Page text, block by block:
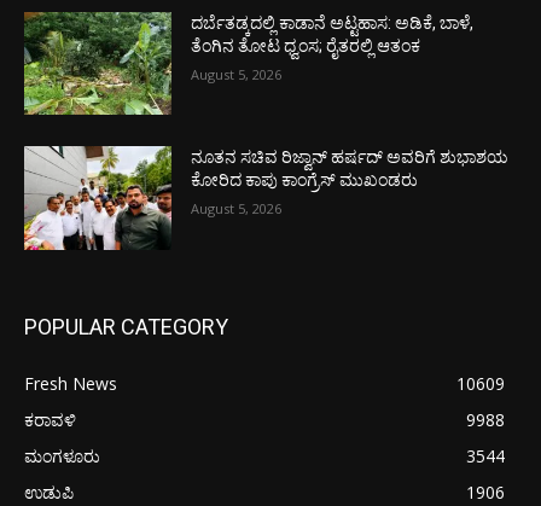
ದರ್ಬೆತಡ್ಕದಲ್ಲಿ ಕಾಡಾನೆ ಅಟ್ಟಹಾಸ: ಅಡಿಕೆ, ಬಾಳೆ,
ತೆಂಗಿನ ತೋಟ ಧ್ವಂಸ; ರೈತರಲ್ಲಿ ಆತಂಕ
August 5, 2026
ನೂತನ ಸಚಿವ ರಿಜ್ವಾನ್ ಹರ್ಷದ್ ಅವರಿಗೆ ಶುಭಾಶಯ
ಕೋರಿದ ಕಾಪು ಕಾಂಗ್ರೆಸ್ ಮುಖಂಡರು
August 5, 2026
POPULAR CATEGORY
Fresh News
10609
ಕರಾವಳಿ
9988
ಮಂಗಳೂರು
3544
ಉಡುಪಿ
1906